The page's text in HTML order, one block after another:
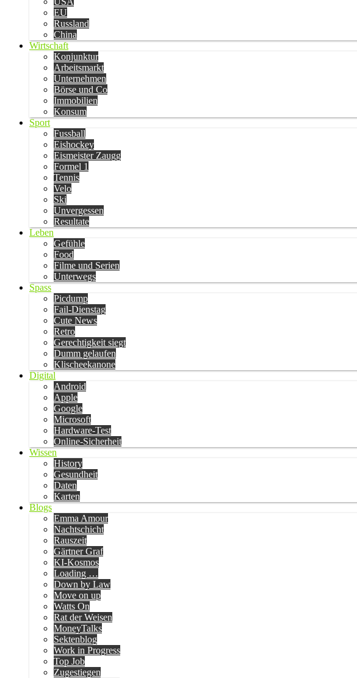
EU
Russland
China
Wirtschaft
Konjunktur
Arbeitsmarkt
Unternehmen
Börse und Co
Immobilien
Konsum
Sport
Fussball
Eishockey
Eismeister Zaugg
Formel 1
Tennis
Velo
Ski
Unvergessen
Resultate
Leben
Gefühle
Food
Filme und Serien
Unterwegs
Spass
Picdump
Fail-Dienstag
Cute News
Retro
Gerechtigkeit siegt
Dumm gelaufen
Klischeekanone
Digital
Android
Apple
Google
Microsoft
Hardware-Test
Online-Sicherheit
Wissen
History
Gesundheit
Daten
Karten
Blogs
Emma Amour
Nachtschicht
Rauszeit
Gärtner Graf
KI-Kosmos
Loading …
Down by Law
Move on up
Watts On
Rat der Weisen
MoneyTalks
Sektenblog
Work in Progress
Top Job
Zugestiegen